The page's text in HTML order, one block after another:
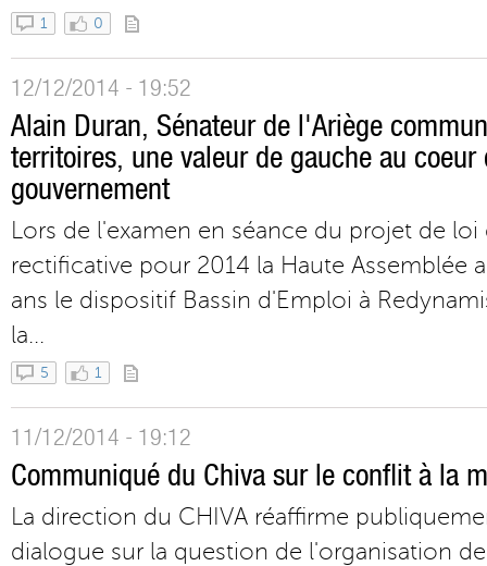
1 0
12/12/2014 - 19:52
Alain Duran, Sénateur de l'Ariège
territoires, une valeur de gauche au
gouvernement
Lors de l'examen en séance du projet de loi
rectificative pour 2014 la Haute Assemblée
ans le dispositif Bassin d'Emploi à
la...
5 1
11/12/2014 - 19:12
Communiqué du Chiva sur le conflit à la
La direction du CHIVA réaffirme
dialogue sur la question de l'organisation